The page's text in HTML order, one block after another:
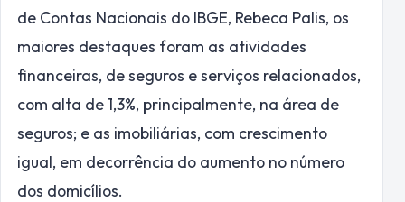
de Contas Nacionais do IBGE, Rebeca Palis, os
maiores destaques foram as atividades
financeiras, de seguros e serviços relacionados,
com alta de 1,3%, principalmente, na área de
seguros; e as imobiliárias, com crescimento
igual, em decorrência do aumento no número
dos domicílios.